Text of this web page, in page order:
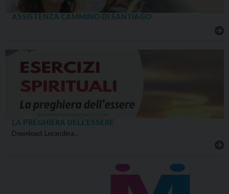
ASSISTENZA CAMMINO DI SANTIAGO
LA PREGHIERA DELL’ESSERE
Download: Locandina…